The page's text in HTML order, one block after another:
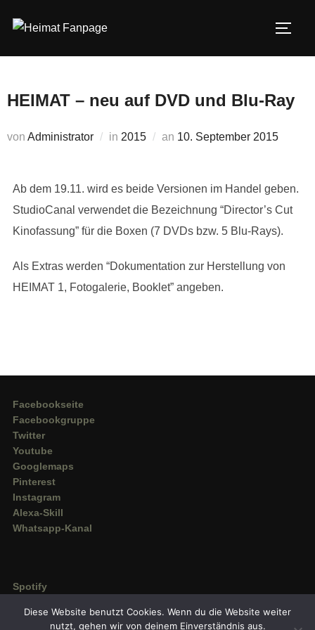
Inhalt
HEIMAT – neu auf DVD und Blu-Ray
von Administrator in 2015 an Veröffentlicht
10. September 2015
Ab dem 19.11. wird es beide Versionen im Handel geben.
StudioCanal verwendet die Bezeichnung “Director’s Cut
Kinofassung” für die Boxen (7 DVDs bzw. 5 Blu-Rays).
Als Extras werden “Dokumentation zur Herstellung von
HEIMAT 1, Fotogalerie, Booklet” angeben.
Facebookseite
Facebookgruppe
Twitter
Youtube
Googlemaps
Pinterest
Instagram
Alexa-Skill
Whatsapp-Kanal
Spotify
Amazon Music
Diese Website benutzt Cookies. Wenn du die Website weiter
nutzt, gehen wir von deinem Einverständnis aus.